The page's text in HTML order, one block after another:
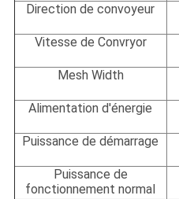
Direction de convoyeur
Vitesse de Convryor
Mesh Width
Alimentation d'énergie
Puissance de démarrage
Puissance de
fonctionnement normal